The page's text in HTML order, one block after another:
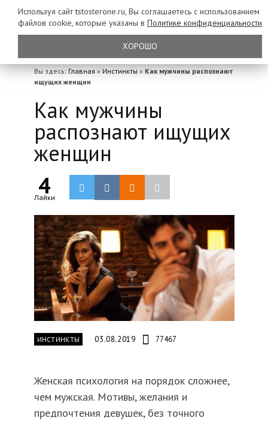
Вы здесь: Главная » Инстинкты » Как мужчины распознают
ищущих женщин
Как мужчины
распознают ищущих
женщин
4
Лайки
ИНСТИНКТЫ 03.08.2019 77467
Женская психология на порядок сложнее,
чем мужская. Мотивы, желания и
предпочтения девушек, без точного
Используя сайт tstosterone.ru, Вы соглашаетесь с использованием
файлов cookie, которые указаны в Политике конфиденциальности
ХОРОШО